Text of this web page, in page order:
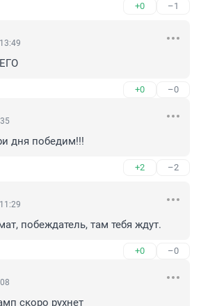
+0 –1
+0 –0
дня победим!!!
+2 –2
побеждатель, там тебя ждут.
+0 –0
скоро рухнет